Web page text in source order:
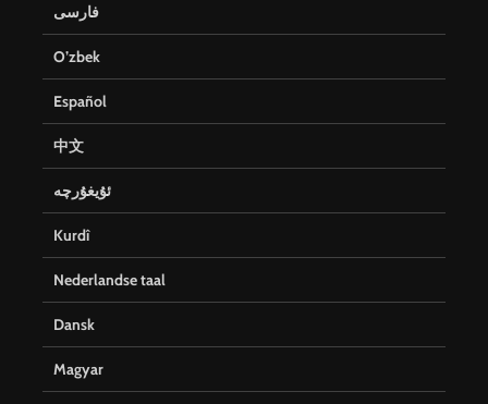
فارسی
O’zbek
Español
中文
ئۇيغۇرچە
Kurdî
Nederlandse taal
Dansk
Magyar